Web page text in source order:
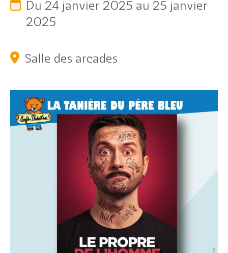
Du 24 janvier 2025 au 25 janvier
2025
Salle des arcades
Citoyen
Pratique
Dynamique
Démarches
Annuaire
Agenda